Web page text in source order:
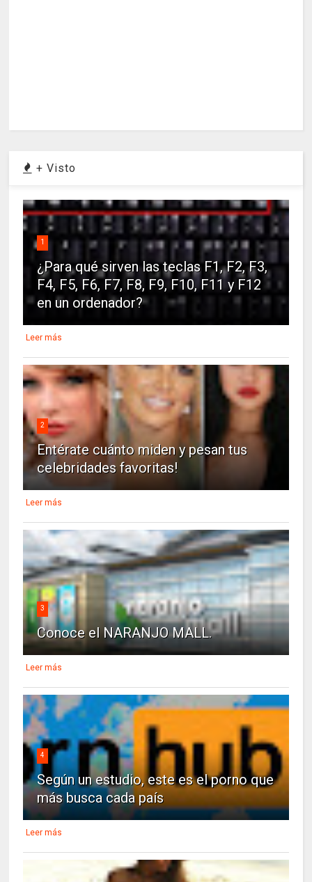
+ Visto
1
¿Para qué sirven las teclas F1, F2, F3,
F4, F5, F6, F7, F8, F9, F10, F11 y F12
en un ordenador?
Leer más
2
Entérate cuánto miden y pesan tus
celebridades favoritas!
Leer más
3
Conoce el NARANJO MALL.
Leer más
4
Según un estudio, este es el porno que
más busca cada país
Leer más